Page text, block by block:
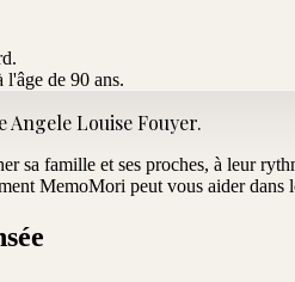
l'âge de 90 ans.
Angele Louise Fouyer.
sa famille et ses proches, à leur
MemoMori peut vous aider dans